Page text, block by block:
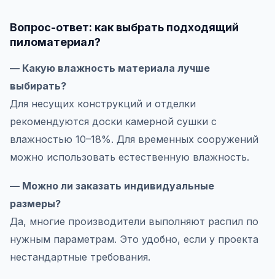
Вопрос-ответ: как выбрать подходящий
пиломатериал?
— Какую влажность материала лучше
выбирать?
Для несущих конструкций и отделки
рекомендуются доски камерной сушки с
влажностью 10–18%. Для временных сооружений
можно использовать естественную влажность.
— Можно ли заказать индивидуальные
размеры?
Да, многие производители выполняют распил по
нужным параметрам. Это удобно, если у проекта
нестандартные требования.